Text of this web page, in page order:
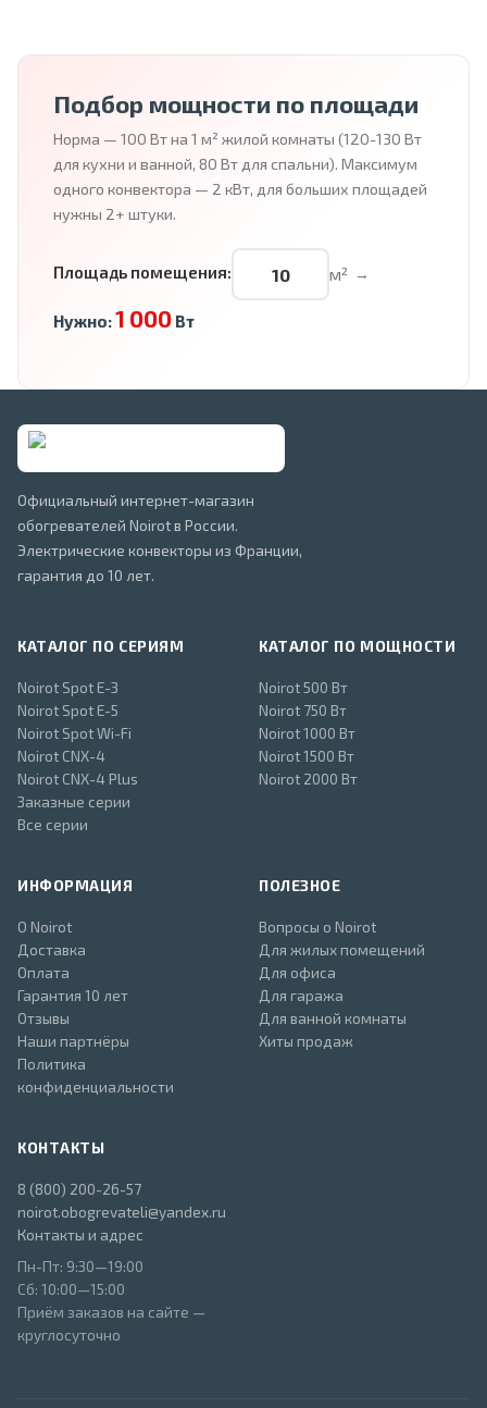
Подбор мощности по площади
Норма — 100 Вт на 1 м² жилой комнаты (120-130 Вт
для кухни и ванной, 80 Вт для спальни). Максимум
одного конвектора — 2 кВт, для больших площадей
нужны 2+ штуки.
Площадь помещения: м² →
Нужно:1 000Вт
Официальный интернет-магазин
обогревателей Noirot в России.
Электрические конвекторы из Франции,
гарантия до 10 лет.
КАТАЛОГ ПО СЕРИЯМ
Noirot Spot E-3
Noirot Spot E-5
Noirot Spot Wi-Fi
Noirot CNX-4
Noirot CNX-4 Plus
Заказные серии
Все серии
КАТАЛОГ ПО МОЩНОСТИ
Noirot 500 Вт
Noirot 750 Вт
Noirot 1000 Вт
Noirot 1500 Вт
Noirot 2000 Вт
ИНФОРМАЦИЯ
О Noirot
Доставка
Оплата
Гарантия 10 лет
Отзывы
Наши партнёры
Политика
конфиденциальности
ПОЛЕЗНОЕ
Вопросы о Noirot
Для жилых помещений
Для офиса
Для гаража
Для ванной комнаты
Хиты продаж
КОНТАКТЫ
8 (800) 200-26-57
noirot.obogrevateli@yandex.ru
Контакты и адрес
Пн-Пт: 9:30—19:00
Сб: 10:00—15:00
Приём заказов на сайте —
круглосуточно